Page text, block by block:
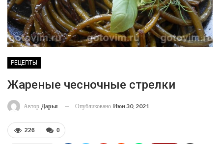
РЕЦЕПТЫ
Жареные чесночные стрелки
Автор Дарья Опубликовано Июн 30, 2021
0
226